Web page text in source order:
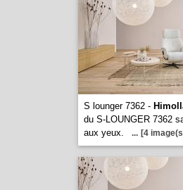
S lounger 7362 -
du S-LOUNGER 7362
aux yeux.
... [4